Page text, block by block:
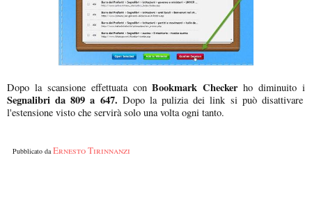
Dopo la scansione effettuata conBookmark Checkerho diminuito i
Segnalibri da 809 a 647. Dopo la pulizia dei link si può disattivare
l'estensione visto che servirà solo una volta ogni tanto.
Pubblicato daErnesto Tirinnanzi